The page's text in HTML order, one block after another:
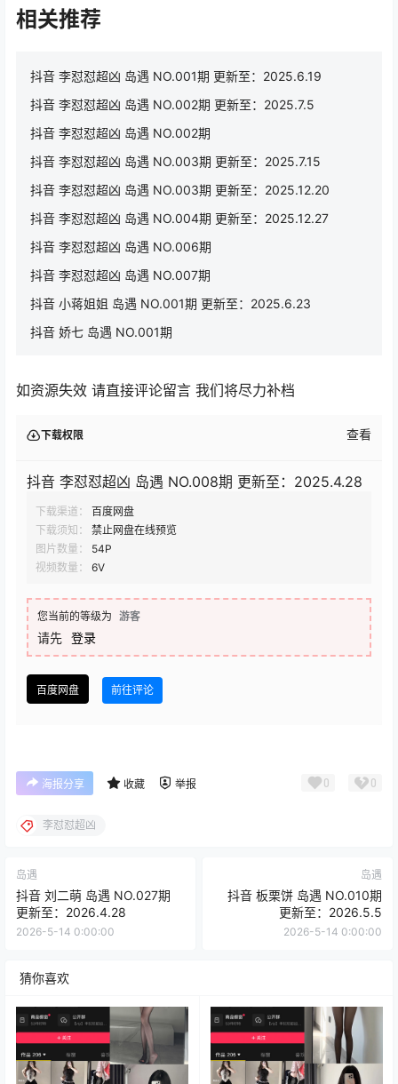
相关推荐
抖音 李怼怼超凶 岛遇 NO.001期 更新至：2025.6.19
抖音 李怼怼超凶 岛遇 NO.002期 更新至：2025.7.5
抖音 李怼怼超凶 岛遇 NO.002期
抖音 李怼怼超凶 岛遇 NO.003期 更新至：2025.7.15
抖音 李怼怼超凶 岛遇 NO.003期 更新至：2025.12.20
抖音 李怼怼超凶 岛遇 NO.004期 更新至：2025.12.27
抖音 李怼怼超凶 岛遇 NO.006期
抖音 李怼怼超凶 岛遇 NO.007期
抖音 小蒋姐姐 岛遇 NO.001期 更新至：2025.6.23
抖音 娇七 岛遇 NO.001期
如资源失效 请直接评论留言 我们将尽力补档
下载权限 查看
抖音 李怼怼超凶 岛遇 NO.008期 更新至：2025.4.28
下载渠道：
百度网盘
下载须知：
禁止网盘在线预览
图片数量：
54P
视频数量：
6V
您当前的等级为 游客
请先 登录
百度网盘 前往评论
海报分享 收藏 举报 0 0
李怼怼超凶
岛遇
抖音 刘二萌 岛遇 NO.027期
更新至：2026.4.28
2026-5-14 0:00:00
岛遇
抖音 板栗饼 岛遇 NO.010期
更新至：2026.5.5
2026-5-14 0:00:00
猜你喜欢